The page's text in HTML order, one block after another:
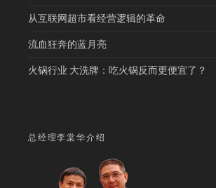
从互联网超市看经营逻辑的革命
流血狂奔的蓝月亮
火锅行业 大洗牌：吃火锅反而更便宜了？
总经理李棠华介绍